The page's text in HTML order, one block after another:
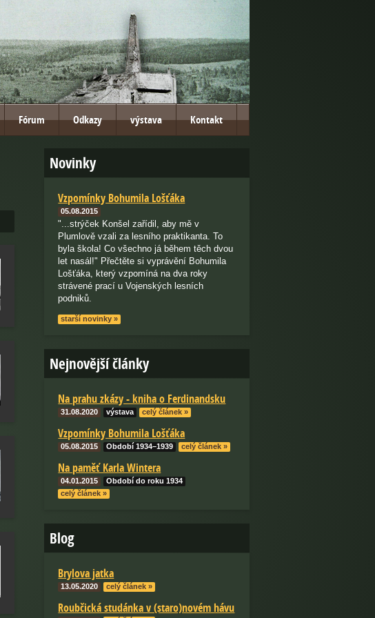
Fórum Odkazy výstava Kontakt
Novinky
Vzpomínky Bohumila Lošťáka
05.08.2015
"...strýček Konšel zařídil, aby mě v
Plumlově vzali za lesního praktikanta. To
byla škola! Co všechno já během těch dvou
let nasál!" Přečtěte si vyprávění Bohumila
Lošťáka, který vzpomíná na dva roky
strávené prací u Vojenských lesních
podniků.
starší novinky »
Nejnovější články
Na prahu zkázy - kniha o Ferdinandsku
31.08.2020 výstava celý článek »
Vzpomínky Bohumila Lošťáka
05.08.2015 Období 1934–1939 celý článek »
Na paměť Karla Wintera
04.01.2015
Období do roku 1934
celý článek »
Blog
Brylova jatka
13.05.2020 celý článek »
Roubčická studánka v (staro)novém hávu